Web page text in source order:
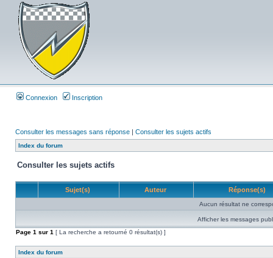
Connexion Inscription
Consulter les messages sans réponse | Consulter les sujets actifs
Index du forum
Consulter les sujets actifs
Sujet(s) Auteur Réponse(s)
Aucun résultat ne
Afficher les messages
Page 1 sur 1 [ La recherche a retourné 0 résultat(s) ]
Index du forum